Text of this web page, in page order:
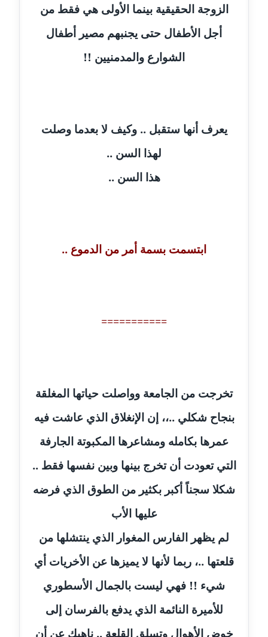
مدونة دعاء الشاهد
عاملة
مدونة دينا عاصم
مدونة راقية الدويك
عاملة
مدونة رشا السعدي
مدونة رشا كمال
عاملة
مدونة رشا ماهر
عاملة
مدونة رفعت عراقي
عاملة
مدونة رهام معلا
عاملة
الزوجة الحقيقية بينما الأولى هي فقط من
أجل الأطفال حتى يجنبهم مصير أطفال
الشوارع والمدمنيين !!
يعرف أنها ستقبل .. وكيف لا بعدما وصلت
لهذا السن ..
هذا السن ..
ابتسمت بسمة أمر من الدموع ..
===========
تخرجت من الجامعة وواصلت حياتها المغلقة
بنجاح شكلي ..،، إن الإنغلاق الذي عاشت فيه
عمرها بكامله ومشاعرها المكبوتة الجارفة
التي تعودت أن تخرج بينها وبين نفسها فقط ..
شكلا سجناً أكبر بكثير من الطوق الذي فرضه
عليها الأب
لم يظهر الفارس المغوار الذي ينتشلها من
قلعتها ..، ربما لأنها لا يميزها عن الأخريات أي
شيء !! فهي ليست بالجمال الأسطوري
للأميرة النائمة الذي يدفع بالفرسان إلى
خوض الأهوال وتسلق القلعة .. ناهيك عن أن